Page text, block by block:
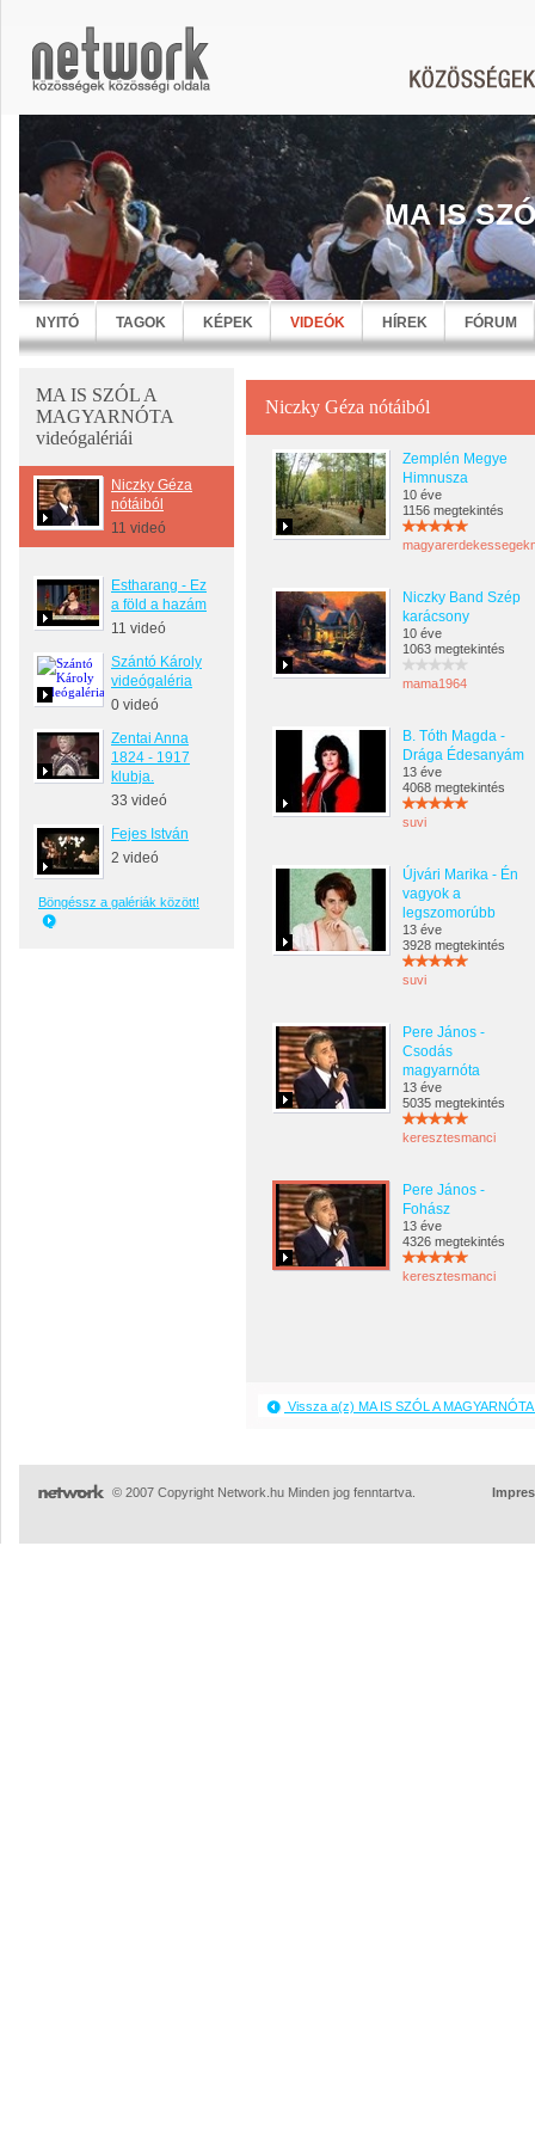
MA IS
NYITÓ TAGOK KÉPEK VIDEÓK HÍREK FÓRUM
MA IS SZÓL A
MAGYARNÓTA
videógalériái
Niczky Géza
nótáiból
11 videó
Estharang - Ez
a föld a hazám
11 videó
Szántó Károly
videógaléria
0 videó
Zentai Anna
1824 - 1917
klubja.
33 videó
Fejes István
2 videó
Böngéssz a galériák között!
Niczky Géza nótáiból
Zemplén Megye
Himnusza
10 éve
1156 megtekintés
Niczky Band Szép
karácsony
10 éve
1063 megtekintés
mama1964
B. Tóth Magda -
Drága Édesanyám
13 éve
4068 megtekintés
suvi
Újvári Marika - Én
vagyok a
legszomorúbb
13 éve
3928 megtekintés
suvi
Pere János -
Csodás
magyarnóta
13 éve
5035 megtekintés
keresztesmanci
Pere János -
Fohász
13 éve
4326 megtekintés
keresztesmanci
Vissza a(z) MA IS SZÓL A
© 2007 Copyright Network.hu Minden jog fenntartva.